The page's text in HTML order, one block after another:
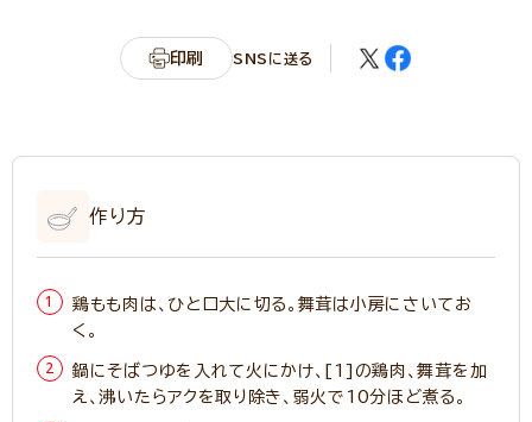
印刷 SNSに送る
作り方
鶏もも肉は、ひと口大に切る。舞茸は小房にさいてお
く。
鍋にそばつゆを入れて火にかけ、[1]の鶏肉、舞茸を加
え、沸いたらアクを取り除き、弱火で10分ほど煮る。